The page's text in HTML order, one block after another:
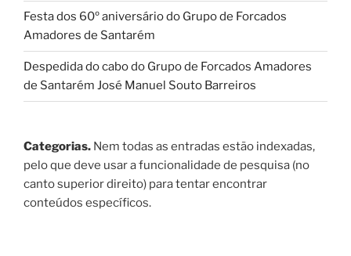
Festa dos 60º aniversário do Grupo de Forcados
Amadores de Santarém
Despedida do cabo do Grupo de Forcados Amadores
de Santarém José Manuel Souto Barreiros
Categorias. Nem todas as entradas estão indexadas,
pelo que deve usar a funcionalidade de pesquisa (no
canto superior direito) para tentar encontrar
conteúdos específicos.